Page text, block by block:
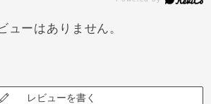
ューはありません。
レビューを書く